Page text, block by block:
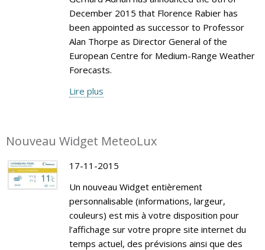
December 2015 that Florence Rabier has
been appointed as successor to Professor
Alan Thorpe as Director General of the
European Centre for Medium-Range Weather
Forecasts.
Lire plus
Nouveau Widget MeteoLux
17-11-2015
Un nouveau Widget entièrement
personnalisable (informations, largeur,
couleurs) est mis à votre disposition pour
l’affichage sur votre propre site internet du
temps actuel, des prévisions ainsi que des